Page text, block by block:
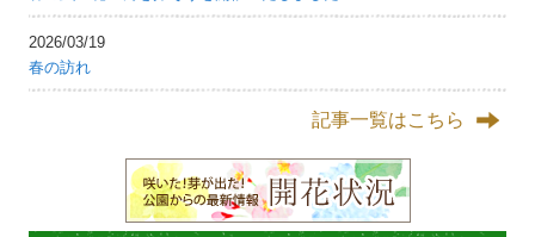
2026/03/19
春の訪れ
記事一覧はこちら